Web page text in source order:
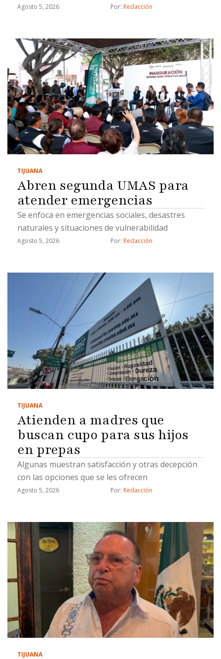
Agosto 5, 2026 Por: Redacción
TIJUANA
Abren segunda UMAS para
atender emergencias
Se enfoca en emergencias sociales, desastres
naturales y situaciones de vulnerabilidad
Agosto 5, 2026 Por: Redacción
TIJUANA
Atienden a madres que
buscan cupo para sus hijos
en prepas
Algunas muestran satisfacción y otras decepción
con las opciones que se les ofrecen
Agosto 5, 2026 Por: Redacción
TIJUANA